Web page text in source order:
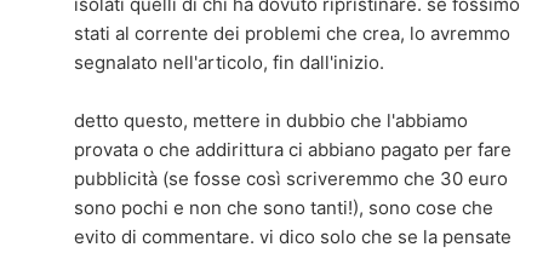
stati al corrente dei problemi che crea, lo avremmo
segnalato nell'articolo, fin dall'inizio.
detto questo, mettere in dubbio che l'abbiamo
provata o che addirittura ci abbiano pagato per fare
pubblicità (se fosse così scriveremmo che 30 euro
sono pochi e non che sono tanti!), sono cose che
evito di commentare. vi dico solo che se la pensate